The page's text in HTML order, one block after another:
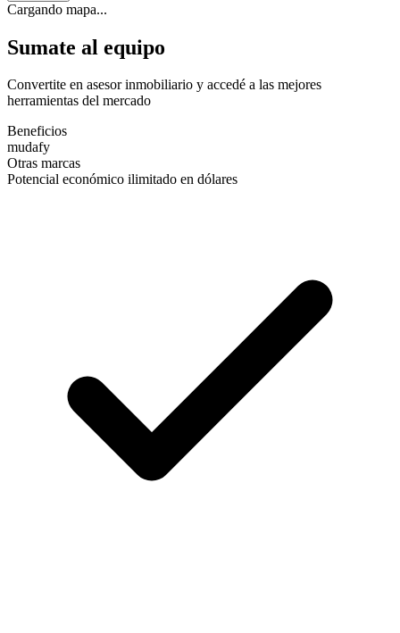
Cargando mapa...
Sumate al equipo
Convertite en asesor inmobiliario y accedé a las mejores
herramientas del mercado
Beneficios
mudafy
Otras marcas
Potencial económico ilimitado en dólares